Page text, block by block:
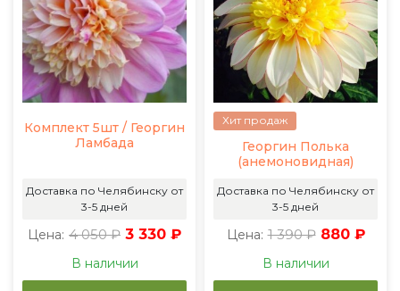
Комплект 5шт / Георгин
Ламбада
Доставка по Челябинску от
3-5 дней
Цена: 4 050 ₽ 3 330 ₽
В наличии
Хит продаж
Георгин Полька
(анемоновидная)
Доставка по Челябинску от
3-5 дней
Цена: 1 390 ₽ 880 ₽
В наличии